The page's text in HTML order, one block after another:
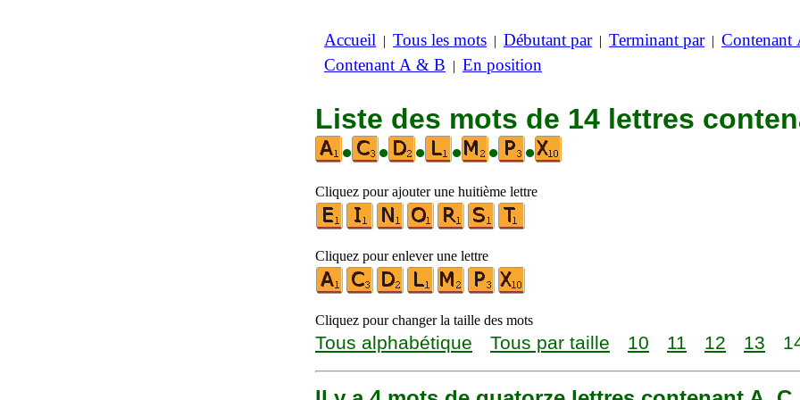
Accueil | Tous les mots | Débutant par| Terminant par| Contenant
Contenant A & B | En position
Liste des mots de 14 lettres
•
• • • • •
Cliquez pour ajouter une huitième lettre
Cliquez pour enlever une lettre
Cliquez pour changer la taille des mots
Tous alphabétique Tous par taille 10 11 12 13